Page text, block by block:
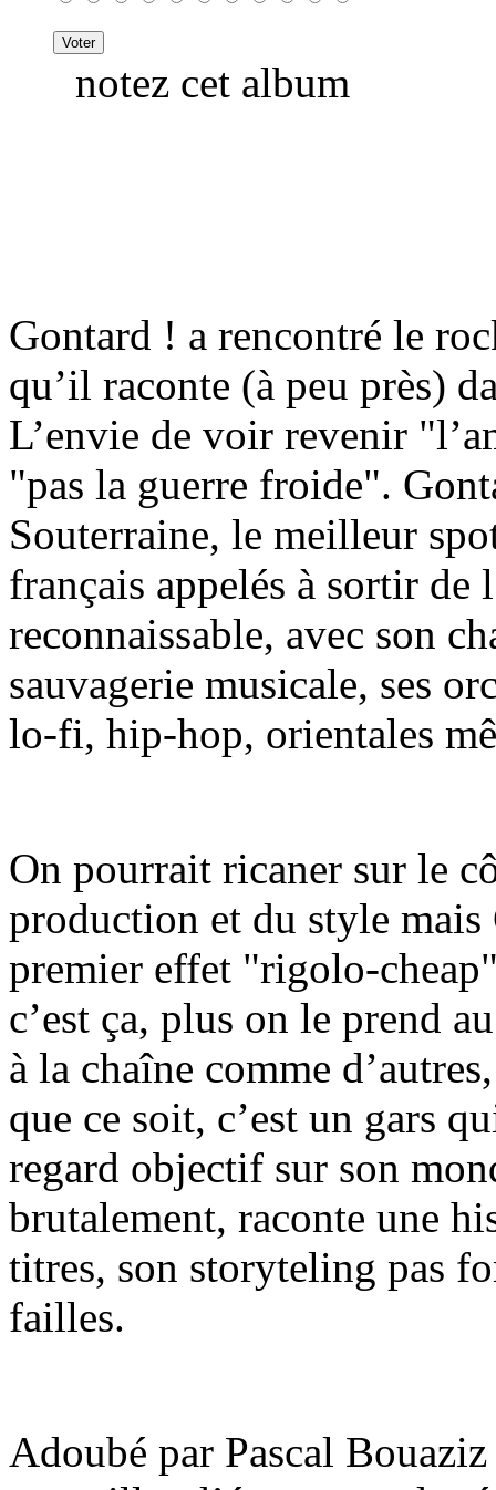
notez cet album
Gontard ! a rencontré le
qu’il raconte (à peu près)
L’envie de voir revenir
"pas la guerre froide".
Souterraine, le meilleur
français appelés à sortir de
reconnaissable, avec son
sauvagerie musicale, ses
lo-fi, hip-hop, orientales
On pourrait ricaner sur le
production et du style
premier effet "rigolo-
c’est ça, plus on le prend
à la chaîne comme
que ce soit, c’est un gars
regard objectif sur son
brutalement, raconte une
titres, son storyteling pas
failles.
Adoubé par Pascal